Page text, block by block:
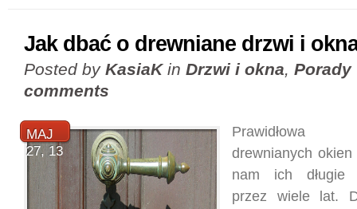
Jak dbać o drewniane drzwi i
Posted by KasiaKin Drzwi i okna, Porady
comments
MAJ
27, 13
Prawidłowa
drewnianych
nam ich długie
przez wiele lat.